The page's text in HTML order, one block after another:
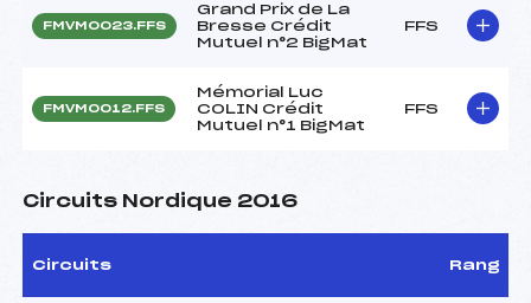
FMVM0023.FFS
Grand Prix de La
Bresse Crédit
Mutuel n°2 BigMat
FFS
FMVM0012.FFS
Mémorial Luc
COLIN Crédit
Mutuel n°1 BigMat
FFS
Circuits Nordique 2016
Circuits Rang